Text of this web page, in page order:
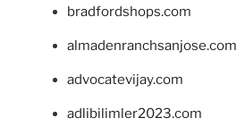
bradfordshops.com
almadenranchsanjose.com
advocatevijay.com
adlibilimler2023.com